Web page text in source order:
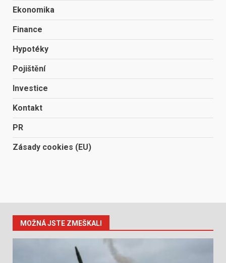
Ekonomika
Finance
Hypotéky
Pojištění
Investice
Kontakt
PR
Zásady cookies (EU)
MOŽNÁ JSTE ZMEŠKALI